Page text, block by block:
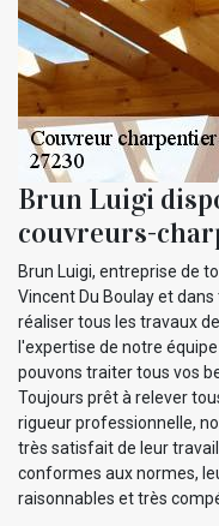
Brun Luigi
couvreurs-
Brun Luigi, entreprise de
Vincent Du Boulay et
réaliser tous les travaux
l'expertise de notre
pouvons traiter tous vos
Toujours prêt à relever
rigueur professionnelle,
très satisfait de leur
conformes aux normes,
raisonnables et très